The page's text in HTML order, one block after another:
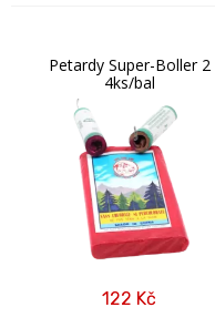
Petardy Super-Boller 2
4ks/bal
122 Kč